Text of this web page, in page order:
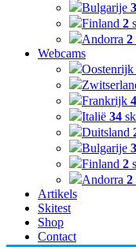
Bulgarije 3
Finland 2
Andorra 2
Webcams
Oostenrijk
Frankrijk
Italië 34
Duitsland
Bulgarije 3
Finland 2
Andorra 2
Artikels
Skitest
Shop
Contact